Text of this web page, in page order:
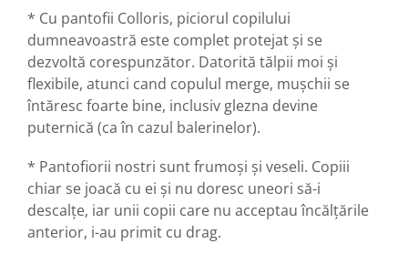
* Cu pantofii Colloris, piciorul copilului
dumneavoastră este complet protejat și se
dezvoltă corespunzător. Datorită tălpii moi și
flexibile, atunci cand copulul merge, mușchii se
întăresc foarte bine, inclusiv glezna devine
puternică (ca în cazul balerinelor).
* Pantofiorii nostri sunt frumoși și veseli. Copiii
chiar se joacă cu ei și nu doresc uneori să-i
descalțe, iar unii copii care nu acceptau încălțările
anterior, i-au primit cu drag.